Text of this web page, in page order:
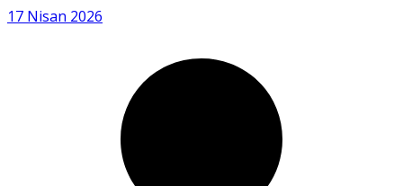
17 Nisan 2026